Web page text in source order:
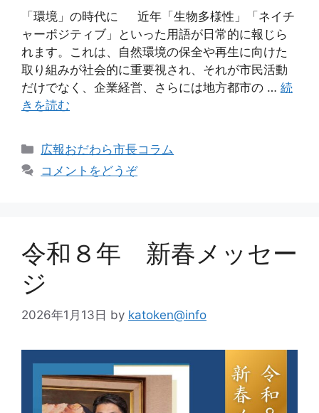
「環境」の時代に 近年「生物多様性」「ネイチ
ャーポジティブ」といった用語が日常的に報じら
れます。これは、自然環境の保全や再生に向けた
取り組みが社会的に重要視され、それが市民活動
だけでなく、企業経営、さらには地方都市の … 続
きを読む
広報おだわら市長コラム
コメントをどうぞ
令和８年 新春メッセー
ジ
2026年1月13日 by katoken@info